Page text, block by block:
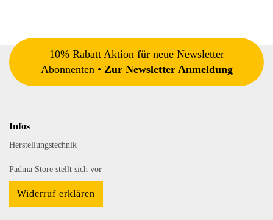
10% Rabatt Aktion für neue Newsletter
Abonnenten • Zur Newsletter Anmeldung
Infos
Herstellungstechnik
Padma Store stellt sich vor
Widerruf erklären